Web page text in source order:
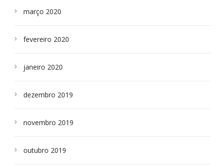
março 2020
fevereiro 2020
janeiro 2020
dezembro 2019
novembro 2019
outubro 2019